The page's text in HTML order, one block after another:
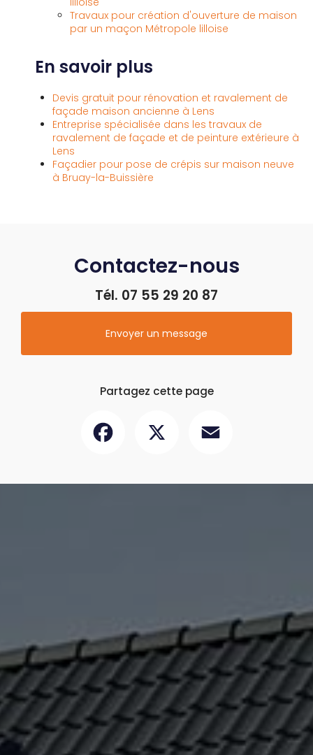
Travaux pour création d'ouverture de maison
par un maçon Métropole lilloise
En savoir plus
Devis gratuit pour rénovation et ravalement de
façade maison ancienne à Lens
Entreprise spécialisée dans les travaux de
ravalement de façade et de peinture extérieure à
Lens
Façadier pour pose de crépis sur maison neuve
à Bruay-la-Buissière
Contactez-nous
Tél. 07 55 29 20 87
Envoyer un message
Partagez cette page